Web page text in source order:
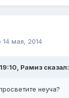
14 мая, 2014
Рамиз сказал:
неуча?